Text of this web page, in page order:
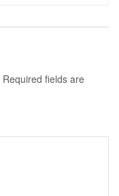
Required fields are